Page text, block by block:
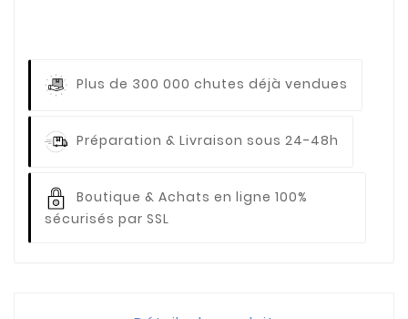
Plus de 300 000 chutes déjà vendues
Préparation & Livraison sous 24-48h
Boutique & Achats en ligne 100%
sécurisés par SSL